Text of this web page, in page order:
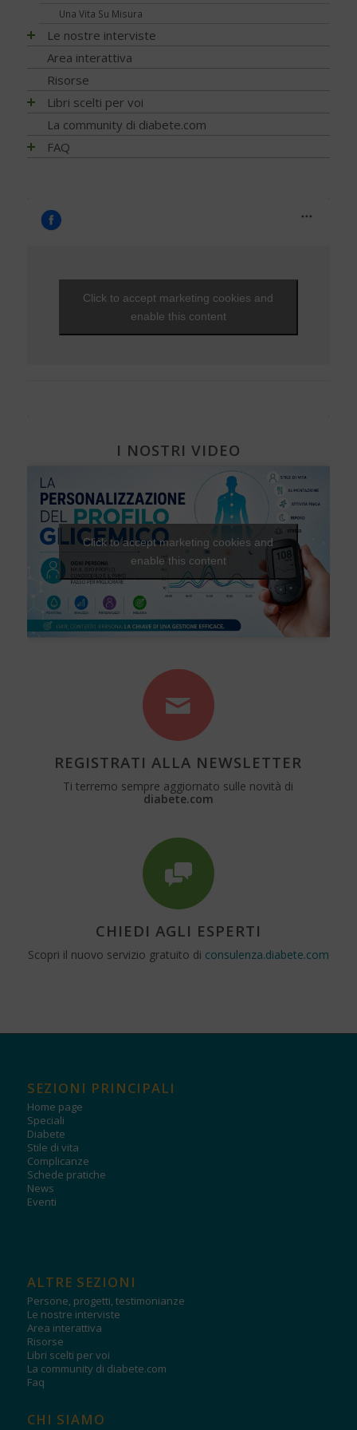
Varici e insufficienza venosa cronica
Visite ed esami
NEWS - 2009
EVENTI - 2010
Una Vita Su Misura
Le nostre interviste
Progetti
Ricerca
Psicologia
Prevenzione e Terapia
Application
Area interattiva
Risorse
Libri scelti per voi
Alimentazione
Attività fisica
Testimonianze
La community di diabete.com
FAQ
Il controllo del diabete
Diabete, cuore e vasi
Click to accept marketing cookies and
enable this content
I NOSTRI VIDEO
Click to accept marketing cookies and
enable this content
REGISTRATI ALLA NEWSLETTER
Ti terremo sempre aggiornato sulle novità di
diabete.com
CHIEDI AGLI ESPERTI
Scopri il nuovo servizio gratuito di consulenza.diabete.com
SEZIONI PRINCIPALI
Home page
Speciali
Diabete
Stile di vita
Complicanze
Schede pratiche
News
Eventi
ALTRE SEZIONI
Persone, progetti, testimonianze
Le nostre interviste
Area interattiva
Risorse
Libri scelti per voi
La community di diabete.com
Faq
CHI SIAMO